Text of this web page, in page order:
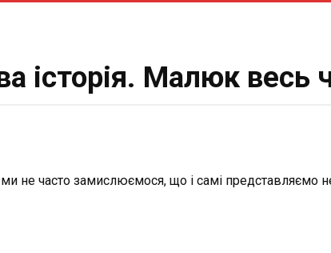
історія. Малюк весь
не часто замислюємося, що і самі представляємо